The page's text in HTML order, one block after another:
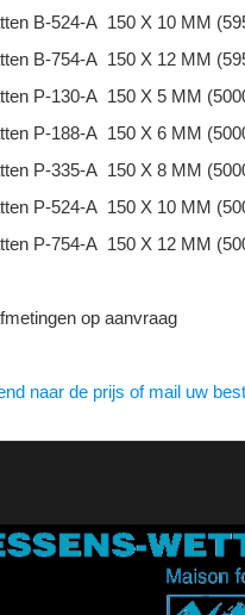
B-524-A 150 X 10 MM
B-754-A 150 X 12 MM
P-130-A 150 X 5 MM
P-188-A 150 X 6 MM
P-335-A 150 X 8 MM
P-524-A 150 X 10 MM
P-754-A 150 X 12 MM
op aanvraag
naar de prijs of mail uw